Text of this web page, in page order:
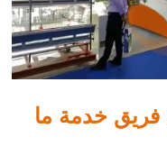
فريق خدمة ما